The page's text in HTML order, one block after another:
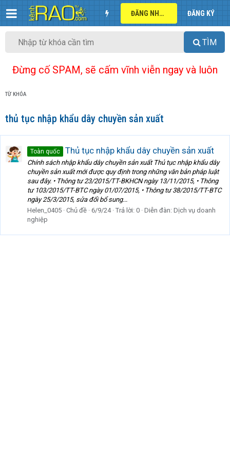
ĐĂNG NHẬP ĐĂNG KÝ
TÌM
Đừng cố SPAM, sẽ cấm vĩnh viễn ngay và luôn
TỪ KHÓA
thủ tục nhập khẩu dây chuyền sản xuất
Toàn quốc Thủ tục nhập khẩu dây chuyền sản xuất
Chính sách nhập khẩu dây chuyền sản xuất Thủ tục nhập khẩu dây
chuyền sản xuất mới được quy định trong những văn bản pháp luật
sau đây. • Thông tư 23/2015/TT-BKHCN ngày 13/11/2015, • Thông
tư 103/2015/TT-BTC ngày 01/07/2015, • Thông tư 38/2015/TT-BTC
ngày 25/3/2015, sửa đổi bổ sung...
Helen_0405 Chủ đề 6/9/24 Trả lời: 0 Diễn đàn: Dịch vụ doanh
nghiệp